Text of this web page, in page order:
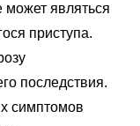
может являться
приступа.
последствия.
симптомов